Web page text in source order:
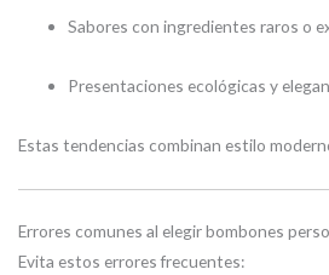
Sabores con ingredientes raros o
Presentaciones ecológicas y
Estas tendencias combinan estilo
Errores comunes al elegir bombones
Evita estos errores frecuentes: